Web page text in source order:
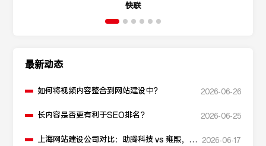
快联
最新动态
如何将视频内容整合到网站建设中？ 2026-06-26
长内容是否更有利于SEO排名？ 2026-06-25
上海网站建设公司对比：助腾科技 vs 雍熙，如
2026-06-17